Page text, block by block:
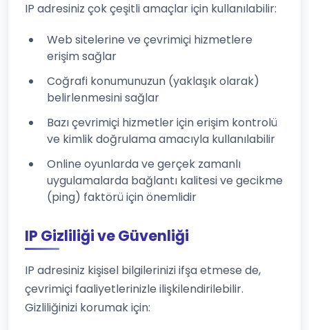
IP adresiniz çok çeşitli amaçlar için kullanılabilir:
Web sitelerine ve çevrimiçi hizmetlere
erişim sağlar
Coğrafi konumunuzun (yaklaşık olarak)
belirlenmesini sağlar
Bazı çevrimiçi hizmetler için erişim kontrolü
ve kimlik doğrulama amacıyla kullanılabilir
Online oyunlarda ve gerçek zamanlı
uygulamalarda bağlantı kalitesi ve gecikme
(ping) faktörü için önemlidir
IP Gizliliği ve Güvenliği
IP adresiniz kişisel bilgilerinizi ifşa etmese de,
çevrimiçi faaliyetlerinizle ilişkilendirilebilir.
Gizliliğinizi korumak için: